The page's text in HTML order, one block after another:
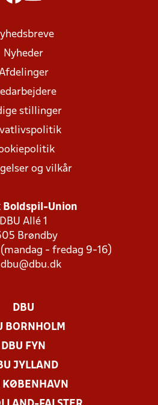
Nyheder
stillinger
og vilkår
Boldspil-Union
DBU Allé 1
Brøndby
(mandag - fredag 9-16)
dbu@dbu.dk
DBU
BORNHOLM
DBU FYN
JYLLAND
KØBENHAVN